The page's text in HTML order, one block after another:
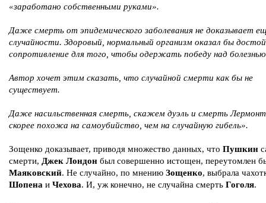
«заработано собственными руками».
Даже смерть от эпидемического заболевания не доказывает
случайности. Здоровый, нормальный организм оказал бы
сопротивление для того, чтобы одержать победу над
Автор хочет этим сказать, что случайной смерти как бы не
существует.
Даже насильственная смерть, скажем дуэль и смерть
скорее похожа на самоубийство, чем на случайную гибель».
Зощенко доказывает, приводя множество данных, что Пушкин
смерти, Джек Лондон был совершенно истощен, переутомлен
Маяковский. Не случайно, по мнению Зощенко, выбрала
Шопена и Чехова. И, уж конечно, не случайна смерть Гоголя.